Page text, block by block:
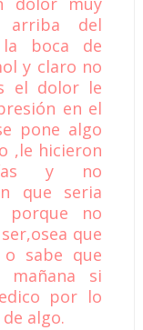
del
boca de
y claro no
el dolor le
en el
pone algo
,le hicieron
y no
que seria
no
que
sabe que
mañana si
por lo
algo.